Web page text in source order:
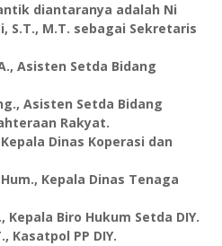
diantaranya adalah Ni
S.T., M.T. sebagai Sekretaris
Asisten Setda Bidang
Asisten Setda Bidang
Rakyat.
Dinas Koperasi dan
Kepala Dinas Tenaga
Kepala Biro Hukum Setda DIY.
Kasatpol PP DIY.